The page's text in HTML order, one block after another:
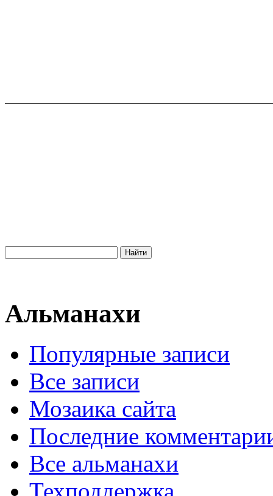
Альманахи
Популярные записи
Все записи
Мозаика сайта
Последние
Все альманахи